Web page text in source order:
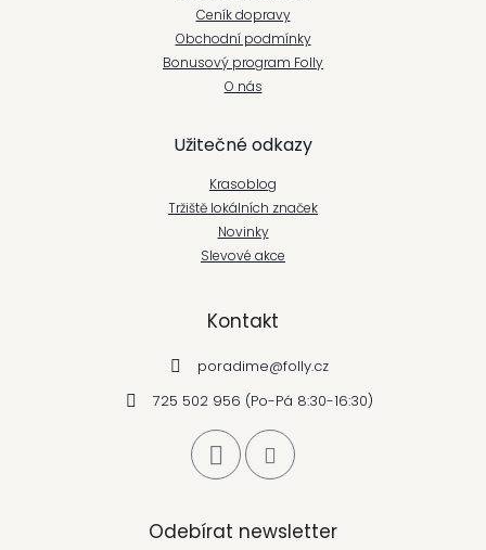
Ceník dopravy
Obchodní podmínky
Bonusový program Folly
O nás
Užitečné odkazy
Krasoblog
Tržiště lokálních značek
Novinky
Slevové akce
Kontakt
poradime@folly.cz
725 502 956 (Po-Pá 8:30-16:30)
Odebírat newsletter